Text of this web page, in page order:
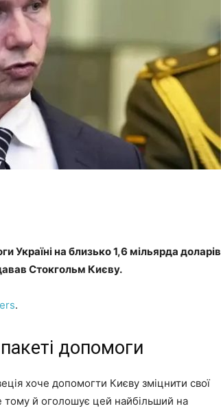
Україні на близько 1,6 мільярда доларів
Стокгольм Києву.
.
допомоги
хоче допомогти Києву зміцнити свої
тому й оголошує цей найбільший на